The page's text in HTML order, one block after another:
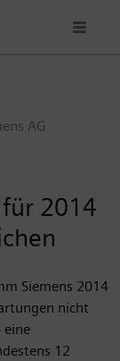
AG
2014
Siemens 2014
nicht
eine
12